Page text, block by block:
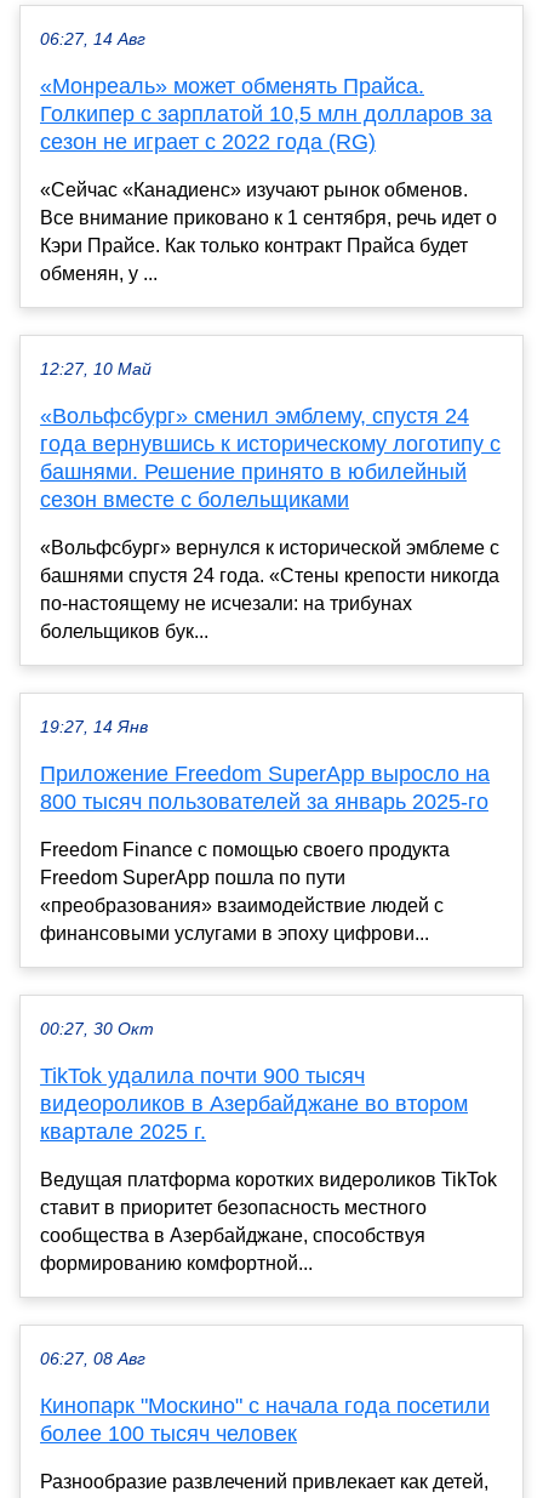
06:27, 14 Авг
«Монреаль» может обменять Прайса.
Голкипер с зарплатой 10,5 млн долларов за
сезон не играет с 2022 года (RG)
«Сейчас «Канадиенс» изучают рынок обменов.
Все внимание приковано к 1 сентября, речь идет о
Кэри Прайсе. Как только контракт Прайса будет
обменян, у ...
12:27, 10 Май
«Вольфсбург» cменил эмблему, спустя 24
года вернувшись к историческому логотипу с
башнями. Решение принято в юбилейный
сезон вместе с болельщиками
«Вольфсбург» вернулся к исторической эмблеме с
башнями спустя 24 года. «Стены крепости никогда
по-настоящему не исчезали: на трибунах
болельщиков бук...
19:27, 14 Янв
Приложение Freedom SuperApp выросло на
800 тысяч пользователей за январь 2025-го
Freedom Finance с помощью своего продукта
Freedom SuperApp пошла по пути
«преобразования» взаимодействие людей с
финансовыми услугами в эпоху цифрови...
00:27, 30 Окт
TikTok удалила почти 900 тысяч
видеороликов в Азербайджане во втором
квартале 2025 г.
Ведущая платформа коротких видероликов TikTok
ставит в приоритет безопасность местного
сообщества в Азербайджане, способствуя
формированию комфортной...
06:27, 08 Авг
Кинопарк "Москино" с начала года посетили
более 100 тысяч человек
Разнообразие развлечений привлекает как детей,